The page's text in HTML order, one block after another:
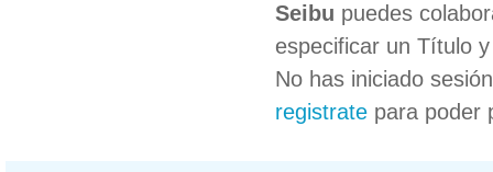
Seibu puedes
especificar un Título
No has iniciado
registrate para poder